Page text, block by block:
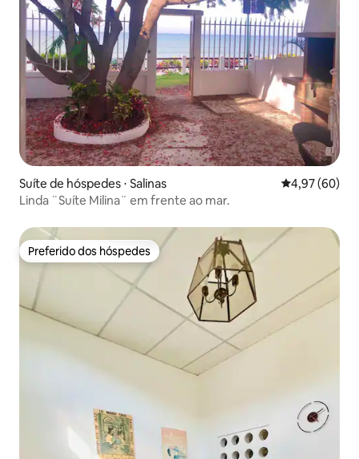
Suíte de hóspedes ⋅ Salinas 4,97 de uma
4,97 (60)
Linda ¨Suíte Milina¨ em frente ao mar.
Preferido dos hóspedes
Preferido dos hóspedes